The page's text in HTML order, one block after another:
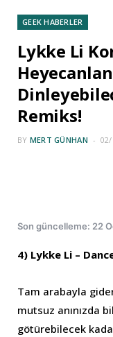
GEEK HABERLER
Lykke Li
Remiks!
BY MERT GÜNHAN
Son güncelleme: 22
4) Lykke Li –
Tam arabayla
mutsuz anınızda
götürebilecek